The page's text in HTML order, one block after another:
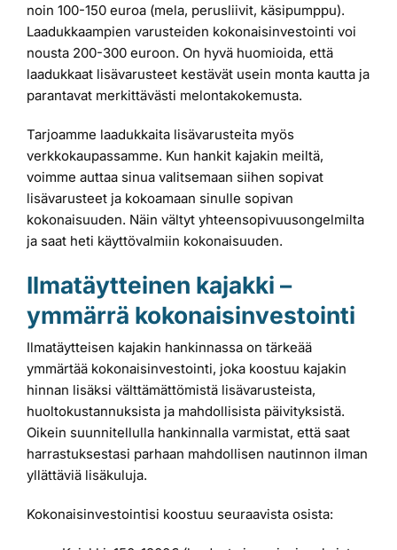
noin 100-150 euroa (mela, perusliivit, käsipumppu).
Laadukkaampien varusteiden kokonaisinvestointi voi
nousta 200-300 euroon. On hyvä huomioida, että
laadukkaat lisävarusteet kestävät usein monta kautta ja
parantavat merkittävästi melontakokemusta.
Tarjoamme laadukkaita lisävarusteita myös
verkkokaupassamme. Kun hankit kajakin meiltä,
voimme auttaa sinua valitsemaan siihen sopivat
lisävarusteet ja kokoamaan sinulle sopivan
kokonaisuuden. Näin vältyt yhteensopivuusongelmilta
ja saat heti käyttövalmiin kokonaisuuden.
Ilmatäytteinen kajakki –
ymmärrä kokonaisinvestointi
Ilmatäytteisen kajakin hankinnassa on tärkeää
ymmärtää kokonaisinvestointi, joka koostuu kajakin
hinnan lisäksi välttämättömistä lisävarusteista,
huoltokustannuksista ja mahdollisista päivityksistä.
Oikein suunnitellulla hankinnalla varmistat, että saat
harrastuksestasi parhaan mahdollisen nautinnon ilman
yllättäviä lisäkuluja.
Kokonaisinvestointisi koostuu seuraavista osista: